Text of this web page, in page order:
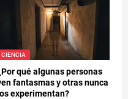
CIENCIA
qué algunas personas
fantasmas y otras nunca
los experimentan?